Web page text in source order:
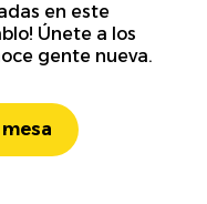
en este
Únete a los
gente nueva.